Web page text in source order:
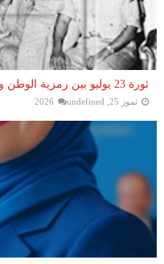
ثورة 23 يوليو بين رمزية الوطن وحق المصريين في الاحتفال بها
تموز 25, 2026 undefined